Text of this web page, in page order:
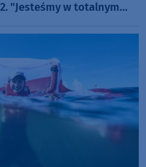
"Jesteśmy w totalnym